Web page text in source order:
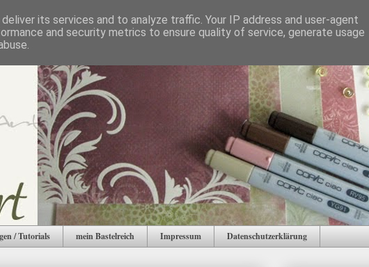
/ Tutorials mein Bastelreich Impressum Datenschutzerklärung
its services and to analyze traffic. Your IP address and user-agent
and security metrics to ensure quality of service, generate usage